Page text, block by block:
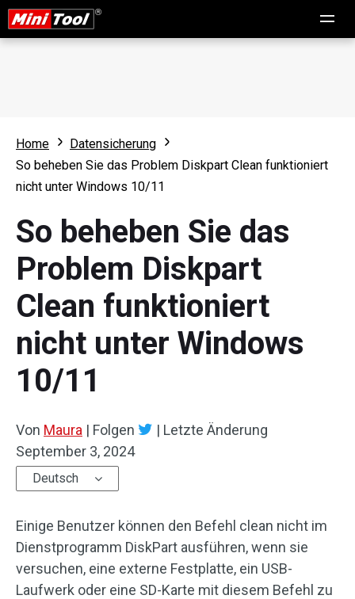
Home
Datensicherung
So beheben Sie das Problem Diskpart Clean funktioniert
nicht unter Windows 10/11
So beheben Sie das
Problem Diskpart
Clean funktioniert
nicht unter Windows
10/11
Von Maura | Folgen | Letzte Änderung
September 3, 2024
Deutsch
Einige Benutzer können den Befehl clean nicht im
Dienstprogramm DiskPart ausführen, wenn sie
versuchen, eine externe Festplatte, ein USB-
Laufwerk oder eine SD-Karte mit diesem Befehl zu